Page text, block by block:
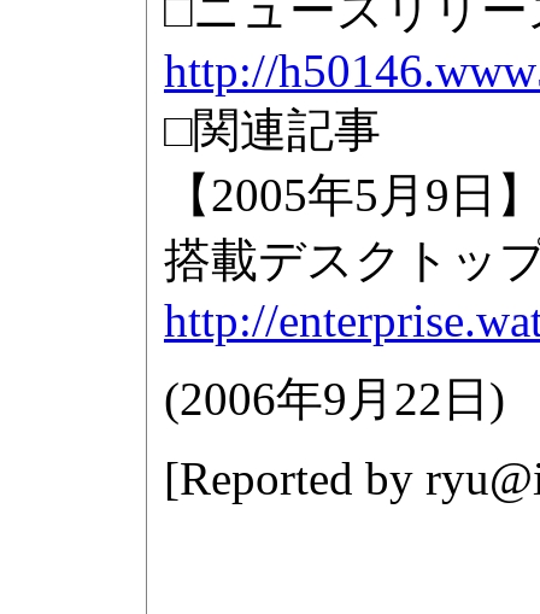
http://
□関連記事
【2005年5月9
搭載デスクトッ
http://
(2006年9月22日 )
[Reported by